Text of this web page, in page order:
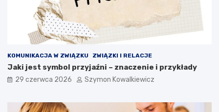
KOMUNIKACJA W ZWIĄZKU ZWIĄZKI I RELACJE
Jaki jest symbol przyjaźni – znaczenie i przykłady
29 czerwca 2026 Szymon Kowalkiewicz